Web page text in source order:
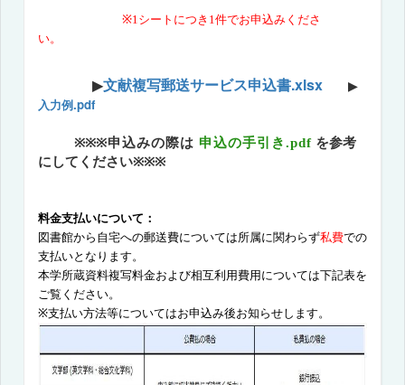
※1シートにつき 1件でお申込みくださ
い。
▶文献複写郵送サービス申込書.xlsx
▶
入力例.pdf
※※※申込みの際は 申込の手引き.pdf を参考
にしてください※※※
料金支払いについて：
図書館から自宅への郵送費については所属に関わらず私費での
支払いとなります。
本学所蔵資料複写料金および相互利用費用については下記表を
ご覧ください。
※支払い方法等についてはお申込み後お知らせします。